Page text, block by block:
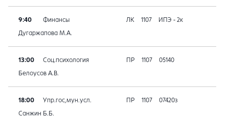
9:40 Финансы ЛК 1107 ИПЭ - 2к
Дугаржапова М.А.
13:00 Соц.психология ПР 1107 05140
Белоусов А.В.
18:00 Упр.гос,мун.усл. ПР 1107 07420з
Санжин Б.Б.